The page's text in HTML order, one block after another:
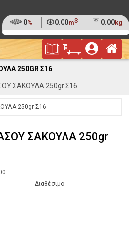
Ποσοστό
της
παλέτας
0% Όγκος
0.00m3 Βάρος
0.00kg
(0%)
Φυλλάδιο
Προσφορών
250GR Σ16
ΣΑΚΟΥΛΑ 250gr Σ16
ΣΑΚΟΥΛΑ 250gr
Διαθέσιμο